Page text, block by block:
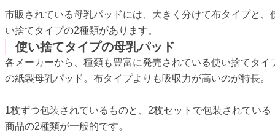
市販されている母乳パッドには、大きく分けて布タイプと、
い捨てタイプの2種類があります。
使い捨てタイプの母乳パッド
各メーカーから、種類も豊富に発売されている使い捨てタイ
の紙製母乳パッド。布タイプよりも吸収力が高いのが特長。
1枚ずつ包装されているものと、2枚セットで包装されている
商品の2種類が一般的です。